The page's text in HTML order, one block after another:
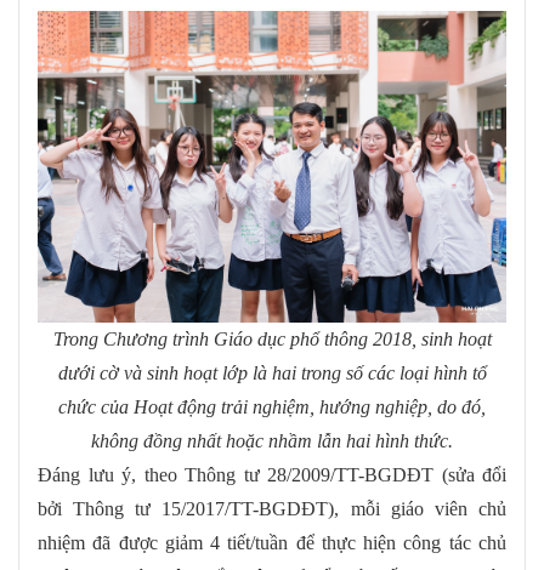
Trong Chương trình Giáo dục phổ thông 2018, sinh hoạt
dưới cờ và sinh hoạt lớp là hai trong số các loại hình tổ
chức của Hoạt động trải nghiệm, hướng nghiệp, do đó,
không đồng nhất hoặc nhầm lẫn hai hình thức.
Đáng lưu ý, theo Thông tư 28/2009/TT-BGDĐT (sửa đổi
bởi Thông tư 15/2017/TT-BGDĐT), mỗi giáo viên chủ
nhiệm đã được giảm 4 tiết/tuần để thực hiện công tác chủ